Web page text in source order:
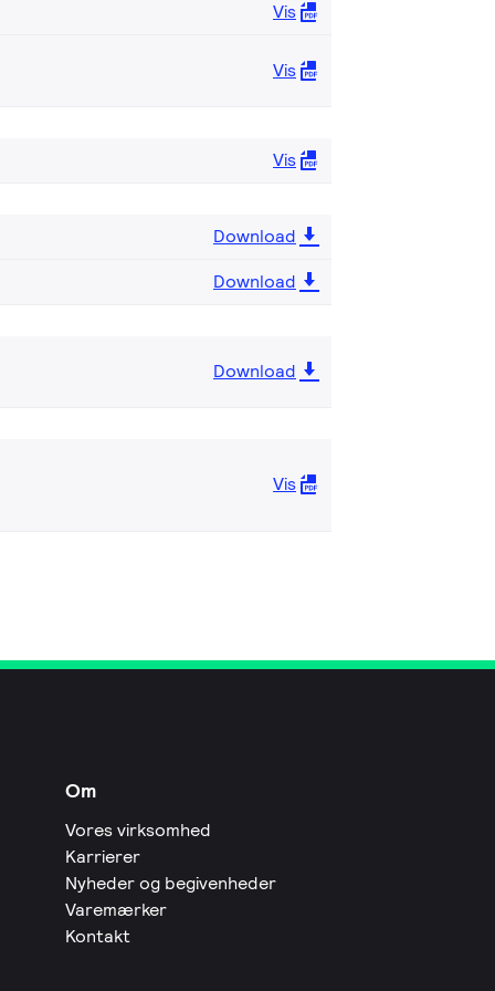
Vis
Vis
Vis
Download
Download
Download
Vis
Om
Vores virksomhed
Karrierer
Nyheder og begivenheder
Varemærker
Kontakt